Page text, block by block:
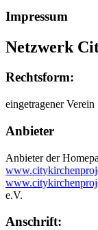
Impressum
Netzwerk
Rechtsform:
eingetragener Verein
Anbieter
Anbieter der
e.V.
Anschrift: